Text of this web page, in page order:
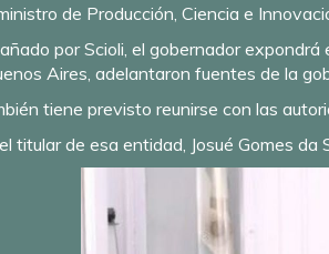
de Producción, Ciencia e
por Scioli, el gobernador
Aires, adelantaron fuentes de la
tiene previsto reunirse con las
titular de esa entidad, Josué Gomes